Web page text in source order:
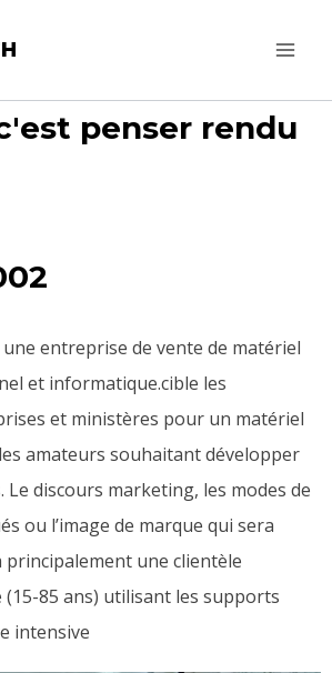
penser rendu
entreprise de vente de matériel
et informatique.cible les
et ministères pour un matériel
amateurs souhaitant développer
discours marketing, les modes de
ou l’image de marque qui sera
principalement une clientèle
85 ans) utilisant les supports
intensive